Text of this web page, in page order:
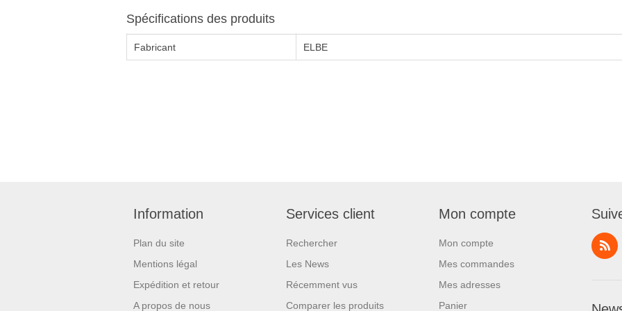
Spécifications des produits
Fabricant ELBE
Information
Plan du site
Mentions légal
Expédition et retour
A propos de nous
Services client
Rechercher
Les News
Récemment vus
Comparer les produits
Mon compte
Mon compte
Mes commandes
Mes adresses
Panier